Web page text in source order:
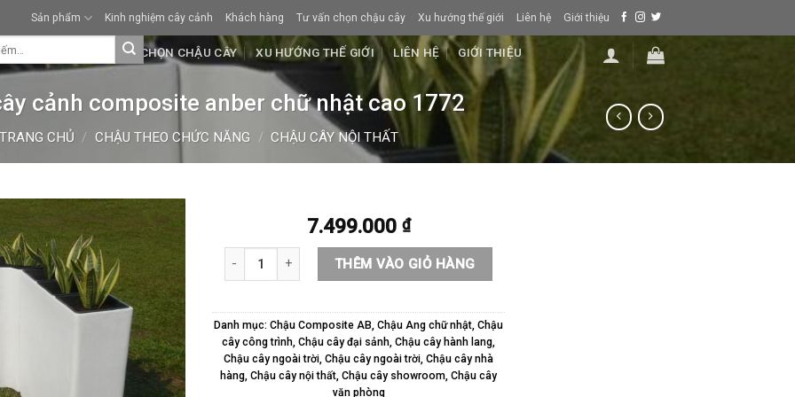
Sản phẩm Kinh nghiệm cây cảnh Khách hàng Tư vấn chọn chậu cây Xu hướng thế giới Liên hệ Giới thiệu
HÀNG TƯ VẤN CHỌN CHẬU CÂY XU HƯỚNG THẾ GIỚI LIÊN HỆ GIỚI THIỆU
cảnh composite anber chữ nhật cao 1772
TRANG CHỦ / CHẬU THEO CHỨC NĂNG / CHẬU CÂY NỘI THẤT
7.499.000 ₫
Chậu cây cảnh composite anber chữ nhật cao 1772 số lượng
THÊM VÀO GIỎ HÀNG
Danh mục: Chậu Composite AB Chậu Ang chữ nhật Chậu
cây công trình Chậu cây đại sảnh Chậu cây hành lang
Chậu cây ngoài trời Chậu cây ngoài trời Chậu cây nhà
hàng Chậu cây nội thất Chậu cây showroom Chậu cây
văn phòng